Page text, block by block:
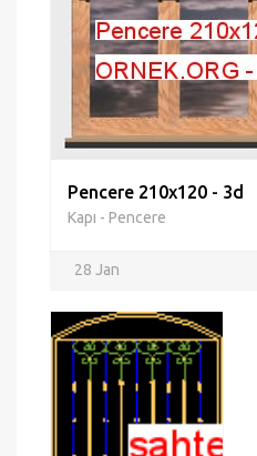
Pencere 210x120 - 3d
Kapı - Pencere
28 Jan